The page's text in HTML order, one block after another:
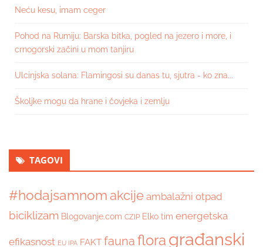
Neću kesu, imam ceger
Pohod na Rumiju: Barska bitka, pogled na jezero i more, i
crnogorski začini u mom tanjiru
Ulcinjska solana: Flamingosi su danas tu, sjutra - ko zna...
Školjke mogu da hrane i čovjeka i zemlju
TAGOVI
#hodajsamnom akcije ambalažni otpad
biciklizam Blogovanje.com CZIP Elko tim energetska
efikasnost EU IPA FAKT fauna flora građanski